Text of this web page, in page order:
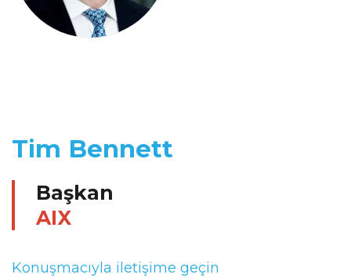
Tim Bennett
Başkan
AIX
Konuşmacıyla iletişime geçin